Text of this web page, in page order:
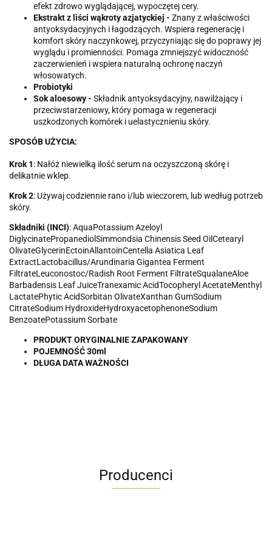
efekt zdrowo wyglądającej, wypoczętej cery.
Ekstrakt z liści wąkroty azjatyckiej - Znany z właściwości
antyoksydacyjnych i łagodzących. Wspiera regenerację i
komfort skóry naczynkowej, przyczyniając się do poprawy jej
wyglądu i promienności. Pomaga zmniejszyć widoczność
zaczerwienień i wspiera naturalną ochronę naczyń
włosowatych.
Probiotyki
Sok aloesowy - Składnik antyoksydacyjny, nawilżający i
przeciwstarzeniowy, który pomaga w regeneracji
uszkodzonych komórek i uelastycznieniu skóry.
SPOSÓB UŻYCIA:
Krok 1: Nałóż niewielką ilość serum na oczyszczoną skórę i
delikatnie wklep.
Krok 2: Używaj codziennie rano i/lub wieczorem, lub według potrzeb
skóry.
Składniki (INCI): AquaPotassium Azeloyl
DiglycinatePropanediolSimmondsia Chinensis Seed OilCetearyl
OlivateGlycerinEctoinAllantoinCentella Asiatica Leaf
ExtractLactobacillus/Arundinaria Gigantea Ferment
FiltrateLeuconostoc/Radish Root Ferment FiltrateSqualaneAloe
Barbadensis Leaf JuiceTranexamic AcidTocopheryl AcetateMenthyl
LactatePhytic AcidSorbitan OlivateXanthan GumSodium
CitrateSodium HydroxideHydroxyacetophenoneSodium
BenzoatePotassium Sorbate
PRODUKT ORYGINALNIE ZAPAKOWANY
POJEMNOŚĆ 30ml
DŁUGA DATA WAŻNOŚCI
Producenci